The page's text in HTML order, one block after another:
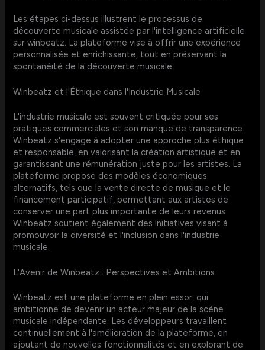
Les étapes ci-dessus illustrent le processus de
découverte musicale assistée par l'intelligence artificielle
sur winbeatz. La plateforme vise à offrir une expérience
personnalisée et enrichissante, tout en préservant la
spontanéité de la découverte musicale.
Winbeatz et l'Éthique dans l'Industrie Musicale
L'industrie musicale est souvent critiquée pour ses
pratiques commerciales et son manque de transparence.
Winbeatz s'engage à adopter une approche plus éthique
et responsable, en valorisant la création artistique et en
garantissant une rémunération juste pour les artistes. La
plateforme propose des modèles économiques
alternatifs, tels que la vente directe de musique et le
financement participatif, permettant aux artistes de
conserver une part plus importante de leurs revenus.
Winbeatz soutient également des initiatives visant à
promouvoir la diversité et l'inclusion dans l'industrie
musicale.
L'Avenir de Winbeatz : Perspectives et Ambitions
Winbeatz est une plateforme en plein essor, qui
ambitionne de devenir un acteur majeur de la scène
musicale indépendante. Les développeurs travaillent
continuellement à l'amélioration de la plateforme, en
ajoutant de nouvelles fonctionnalités et en explorant de